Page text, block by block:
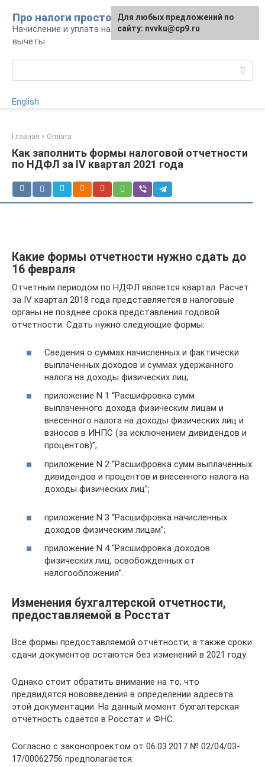
контенту
Про налоги просто
Начисление и уплата налогов, налоговые
вычеты
English
Главная » Оплата
Как заполнить формы налоговой отчетности
по НДФЛ за IV квартал 2021 года
Какие формы отчетности нужно сдать до
16 февраля
Отчетным периодом по НДФЛ является квартал. Расчет
за IV квартал 2018 года представляется в налоговые
органы не позднее срока представления годовой
отчетности. Сдать нужно следующие формы:
Сведения о суммах начисленных и фактически
выплаченных доходов и суммах удержанного
налога на доходы физических лиц;
приложение N 1 “Расшифровка сумм
выплаченного дохода физическим лицам и
внесенного налога на доходы физических лиц и
взносов в ИНПС (за исключением дивидендов и
процентов)”;
приложение N 2 “Расшифровка сумм выплаченных
дивидендов и процентов и внесенного налога на
доходы физических лиц”;
приложение N 3 “Расшифровка начисленных
доходов физическим лицам”;
приложение N 4 “Расшифровка доходов
физических лиц, освобожденных от
налогообложения”.
Изменения бухгалтерской отчетности,
предоставляемой в Росстат
Все формы предоставляемой отчётности, а также сроки
сдачи документов остаются без изменений в 2021 году.
Однако стоит обратить внимание на то, что
предвидятся нововведения в определении адресата
этой документации. На данный момент бухгалтерская
отчётность сдаётся в Росстат и ФНС.
Согласно с законопроектом от 06.03.2017 № 02/04/03-
17/00062756 предполагается:
Для любых предложений по
сайту: nvvku@cp9.ru